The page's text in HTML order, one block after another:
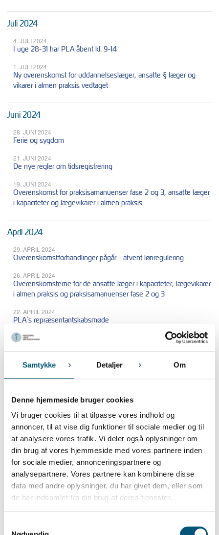
Samtykke Detaljer Om
Denne hjemmeside bruger cookies
Vi bruger cookies til at tilpasse vores indhold og
annoncer, til at vise dig funktioner til sociale medier og til
at analysere vores trafik. Vi deler også oplysninger om
din brug af vores hjemmeside med vores partnere inden
for sociale medier, annonceringspartnere og
analysepartnere. Vores partnere kan kombinere disse
data med andre oplysninger, du har givet dem, eller som
de har indsamlet fra din brug af deres tjenester.
Juli 2024
4. JULI 2024
I uge 28-31 har PLA åbent kl. 9-14
1. JULI 2024
Ny overenskomst for uddannelseslæger, ansatte § læger og
vikarer i almen praksis vedtaget
Juni 2024
28. JUNI 2024
Ferie og sygdom
21. JUNI 2024
De nye regler om tidsregistrering
19. JUNI 2024
Overenskomst for praksisamanuenser fase 2 og 3, ansatte læger
i kapaciteter og lægevikarer i almen praksis
April 2024
29. APRIL 2024
Overenskomstforhandlinger pågår - afvent lønregulering
26. APRIL 2024
Overenskomsterne for de ansatte læger i kapaciteter, lægevikarer
i almen praksis og praksisamanuenser fase 2 og 3
22. APRIL 2024
PLA´s repræsentantskabsmøde
Marts 2024
21. MARTS 2024
Januar 2024
26. JANUAR 2024
Nye regler om tidsregistrering vedtaget
18. JANUAR 2024
Indsamling af forslag til krav til fornyelse af overenskomsten for
lægesekretærer ansat i lægepraksis
18. JANUAR 2024
Indsamling af forslag til krav til fornyelse af overenskomsterne for:
Praksisamanuenser fase 2 og 3, Ansatte speciallæger i
kapaciteter og Lægevikarer
5. JANUAR 2024